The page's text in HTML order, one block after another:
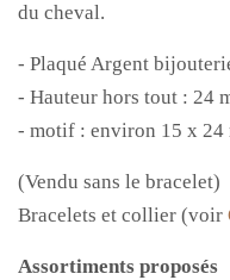
du cheval.
- Plaqué Argent
- Hauteur hors tout : 24
- motif : environ 15 x 24
(Vendu sans le bracelet)
Bracelets et collier (voir
Assortiments proposés